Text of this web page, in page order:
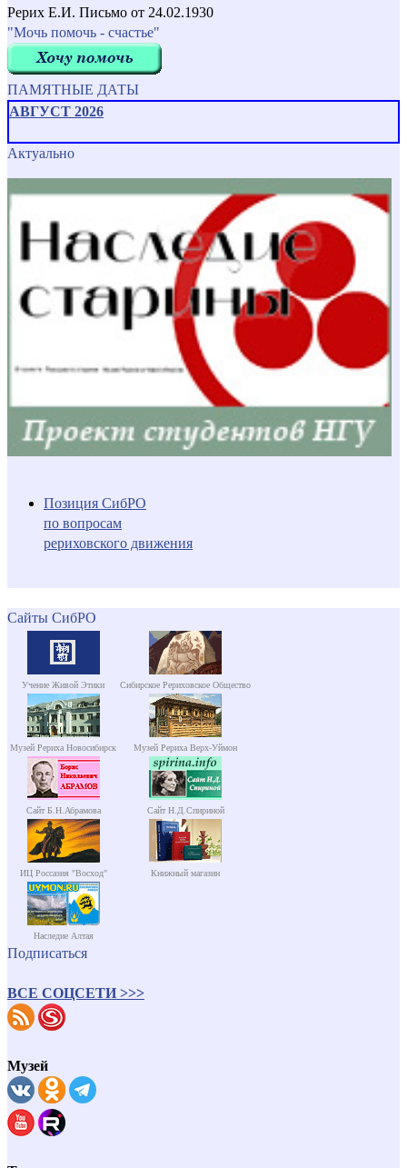
Рерих Е.И. Письмо от 24.02.1930
"Мочь помочь - счастье"
ПАМЯТНЫЕ ДАТЫ
АВГУСТ 2026
Актуально
Позиция СибРО
по вопросам
рериховского движения
Сайты СибРО
Учение Живой Этики Сибирское Рериховское Общество
Музей Рериха Новосибирск Музей Рериха Верх-Уймон
Сайт Б.Н.Абрамова Сайт Н.Д.Спириной
ИЦ Россазия "Восход" Книжный магазин
Наследие Алтая
Подписаться
ВСЕ СОЦСЕТИ >>>
Музей